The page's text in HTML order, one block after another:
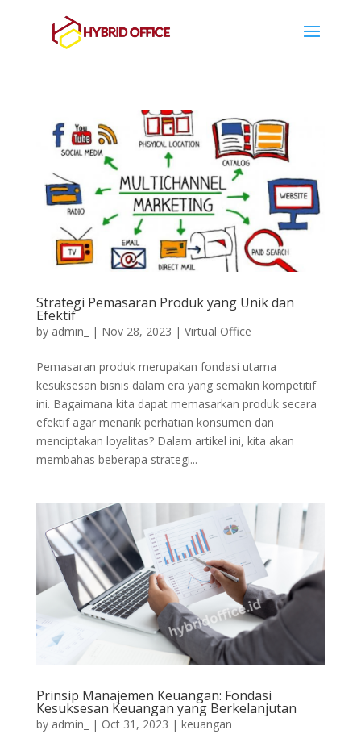
Strategi Pemasaran Produk yang Unik dan
Efektif
by admin_ | Nov 28, 2023 | Virtual Office
Pemasaran produk merupakan fondasi utama
kesuksesan bisnis dalam era yang semakin kompetitif
ini. Bagaimana kita dapat memasarkan produk secara
efektif agar menarik perhatian konsumen dan
menciptakan loyalitas? Dalam artikel ini, kita akan
membahas beberapa strategi...
Prinsip Manajemen Keuangan: Fondasi
Kesuksesan Keuangan yang Berkelanjutan
by admin_ | Oct 31, 2023 | keuangan